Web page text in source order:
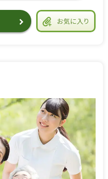
お気に入り